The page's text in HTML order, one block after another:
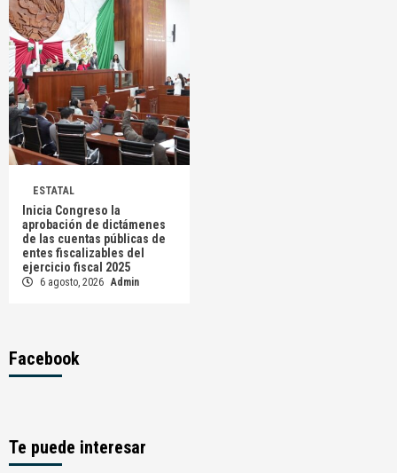
ESTATAL
Inicia Congreso la
aprobación de dictámenes
de las cuentas públicas de
entes fiscalizables del
ejercicio fiscal 2025
6 agosto, 2026 Admin
Facebook
Te puede interesar